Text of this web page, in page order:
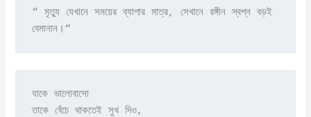
“ মৃত্যু যেখানে সময়ের ব্যাপার মাত্র, সেখানে রঙ্গীন স্বপ্ন বড়ই
বেমানান।“
যাকে ভালোবাসো
তাকে বেঁচে থাকতেই সুখ দিও,